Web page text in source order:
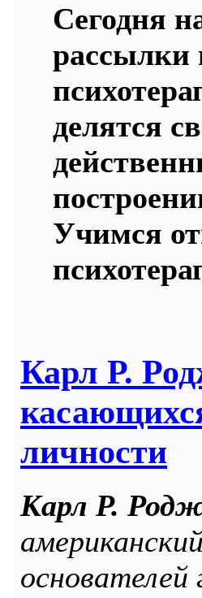
Сегодня
рассылки
делятся
Учимся
Карл Р.
личности
Карл Р.
основателей